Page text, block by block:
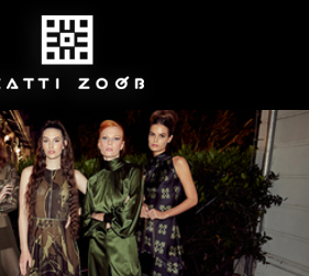
FASHION NIGHT